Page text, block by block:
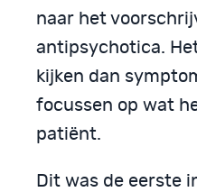
naar het
antipsychotica.
kijken dan
focussen op wat
patiënt.
Dit was de eerste